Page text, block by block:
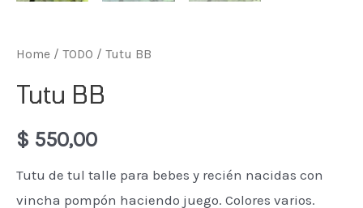
Home / TODO / Tutu BB
Tutu BB
$ 550,00
Tutu de tul talle para bebes y recién nacidas con
vincha pompón haciendo juego. Colores varios.